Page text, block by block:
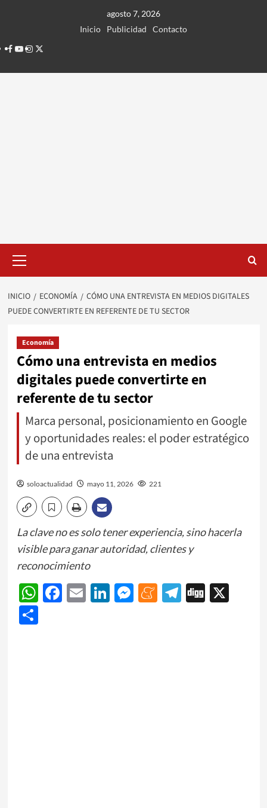
agosto 7, 2026
Inicio
Publicidad
Contacto
Facebook
Youtube
Instagram
Twitter
principal
INICIO ECONOMÍA
CÓMO UNA ENTREVISTA EN MEDIOS DIGITALES
PUEDE CONVERTIRTE EN REFERENTE DE TU SECTOR
Economía
Cómo una entrevista en medios
digitales puede convertirte en
referente de tu sector
Marca personal, posicionamiento en Google
y oportunidades reales: el poder estratégico
de una entrevista
soloactualidad mayo 11, 2026 221
La clave no es solo tener experiencia, sino hacerla
visible para ganar autoridad, clientes y
reconocimiento
WhatsApp
Facebook
EmailLinkedIn
Messenger
Meneame
Telegram
Digg
X
Share